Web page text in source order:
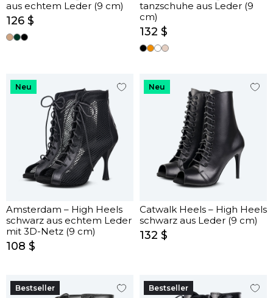
aus echtem Leder (9 cm)
126 $
tanzschuhe aus Leder (9
cm)
132 $
Neu
Amsterdam – High Heels
schwarz aus echtem Leder
mit 3D-Netz (9 cm)
108 $
Neu
Catwalk Heels – High Heels
schwarz aus Leder (9 cm)
132 $
Bestseller Bestseller